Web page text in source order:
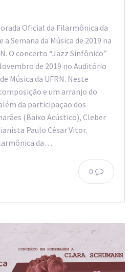
Oficial da Filarmônica da
Semana da Música de 2019 na
O concerto “Jazz Sinfônico”
de 2019 no Auditório
Música da UFRN. Neste
e um arranjo do
da participação dos
(Baixo Acústico), Cleber
Paulo César Vitor.
da…
0